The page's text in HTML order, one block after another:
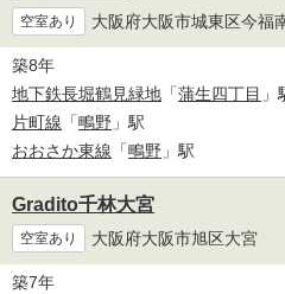
空室あり 大阪府大阪市城東区今福
築8年
地下鉄長堀鶴見緑地 「蒲生四丁目 」
片町線 「鴫野 」駅
おおさか東線 「鴫野 」駅
Gradito千林大宮
空室あり 大阪府大阪市旭区大宮
築7年